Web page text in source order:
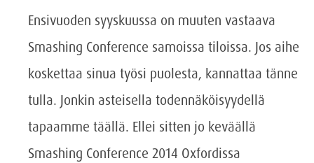
Ensivuoden syyskuussa on muuten vastaava
Smashing Conference samoissa tiloissa. Jos aihe
koskettaa sinua työsi puolesta, kannattaa tänne
tulla. Jonkin asteisella todennäköisyydellä
tapaamme täällä. Ellei sitten jo keväällä
Smashing Conference 2014 Oxfordissa